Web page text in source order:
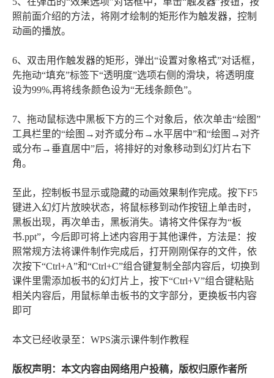
照前面介绍的方法，将刚才绘制的矩形作为触发器，控制
动画的播放。
6、双击用作触发器的矩形，弹出“设置对象格式”对话框，
先拖动“填充”标签下“透明度”选项右侧的滑块，将透明度
设为99%,再将线条颜色设为“无线条颜色”。
7、拖动鼠标选中黑板下方的三个对象后，依次单击“绘图”
工具栏里的“绘图→对齐或分布→水平居中”和“绘图→对齐
或分布→垂直居中”后，将排好的对象移动到幻灯片右下
角。
至此，控制板书显示或隐藏的动画效果制作完成。按下F5
键进入幻灯片放映状态，将鼠标移到动作按钮上单击时，
黑板出现，再次单击，黑板消失。请将文件保存为“板
书.ppt”，今后即可将上述内容用于其他课件，方法是：按
照常规方法将课件制作完成后，打开刚刚保存的文件，依
次按下“Ctrl+A”和“Ctrl+C”组合键复制全部内容后，切换到
课件里需添加板书的幻灯片上，按下“Ctrl+V”组合键粘贴
相关内容后，用鼠标单击板书的文字部分，更换板书内容
即可
本文已经收录至：WPS演示课件制作教程
版权声明：本文内容由网络用户投稿，版权归原作者所